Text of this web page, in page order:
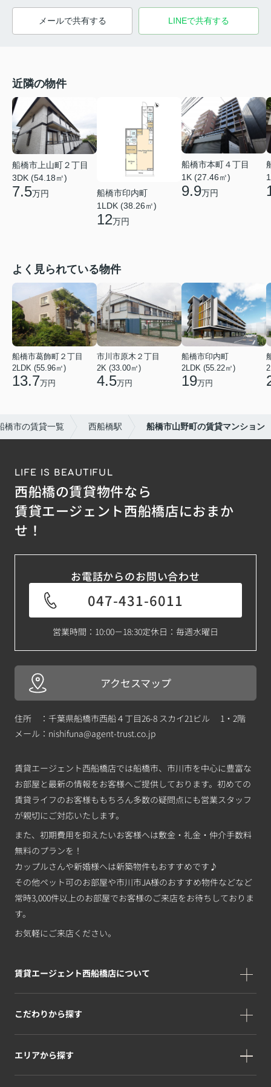
メールで共有する LINEで共有する
近隣の物件
船橋市上山町２丁目
3DK (54.18㎡)
7.5万円
船橋市印内町
1LDK (38.26㎡)
12万円
船橋市本町４丁目
1K (27.46㎡)
9.9万円
よく見られている物件
船橋市葛飾町２丁目
2LDK (55.96㎡)
13.7万円
市川市原木２丁目
2K (33.00㎡)
4.5万円
船橋市印内町
2LDK (55.22㎡)
19万円
橋市の賃貸一覧 西船橋駅 船橋市山野町の賃貸マンション
LIFE IS BEAUTIFUL
西船橋の賃貸物件なら
賃貸エージェント西船橋店におまか
せ！
お電話からのお問い合わせ
047-431-6011
営業時間：10:00－18:30定休日：毎週水曜日
アクセスマップ
住所 ：千葉県船橋市西船４丁目26-8 スカイ21ビル 1・2階
メール： nishifuna@agent-trust.co.jp
賃貸エージェント西船橋店では船橋市、市川市を中心に豊富な
お部屋と最新の情報をお客様へご提供しております。初めての
賃貸ライフのお客様ももちろん多数の疑問点にも営業スタッフ
が親切にご対応いたします。
また、初期費用を抑えたいお客様へは敷金・礼金・仲介手数料
無料のプランを！
カップルさんや新婚様へは新築物件もおすすめです♪
その他ペット可のお部屋や市川市JA様のおすすめ物件などなど
常時3,000件以上のお部屋でお客様のご来店をお待ちしておりま
す。
お気軽にご来店ください。
賃貸エージェント西船橋店について
こだわりから探す
エリアから探す